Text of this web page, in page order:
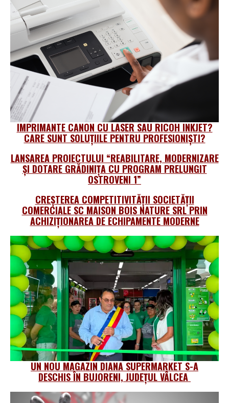
IMPRIMANTE CANON CU LASER SAU RICOH INKJET?
CARE SUNT SOLUȚIILE PENTRU PROFESIONIŞTI?
LANSAREA PROIECTULUI “REABILITARE, MODERNIZARE
ȘI DOTARE GRĂDINIȚA CU PROGRAM PRELUNGIT
OSTROVENI 1”
CREȘTEREA COMPETITIVITĂȚII SOCIETĂȚII
COMERCIALE SC MAISON BOIS NATURE SRL PRIN
ACHIZIȚIONAREA DE ECHIPAMENTE MODERNE
UN NOU MAGAZIN DIANA SUPERMARKET S-A
DESCHIS ÎN BUJORENI, JUDEȚUL VÂLCEA